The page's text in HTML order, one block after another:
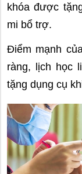
khóa được
mi bổ trợ.
Điểm mạnh
ràng, lịch học
tặng dụng cụ